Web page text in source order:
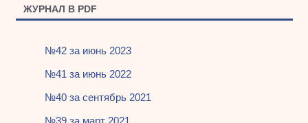
ЖУРНАЛ В PDF
№42 за июнь 2023
№41 за июнь 2022
№40 за сентябрь 2021
№39 за март 2021